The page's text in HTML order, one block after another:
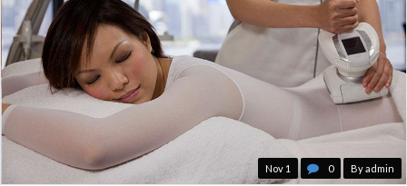
Nov 1 0 By admin